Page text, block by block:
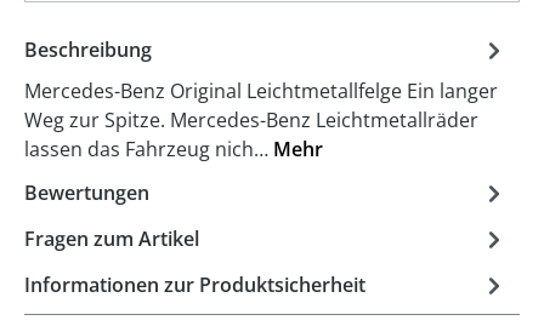
Beschreibung
Mercedes-Benz Original Leichtmetallfelge Ein langer
Weg zur Spitze. Mercedes-Benz Leichtmetallräder
lassen das Fahrzeug nich… Mehr
Bewertungen
Fragen zum Artikel
Informationen zur Produktsicherheit